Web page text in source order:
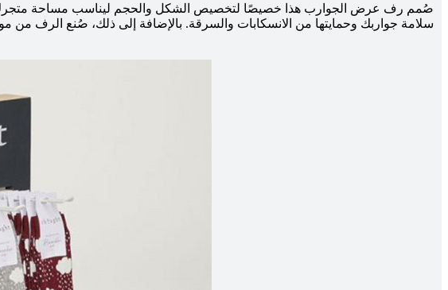
صُمم رف عرض الجوارب هذا خصيصًا لتخصيص الشكل والحجم ليناسب مساحة متجرك.
سلامة جواربك وحمايتها من الانسكابات والسرقة. بالإضافة إلى ذلك، صُنع الرف